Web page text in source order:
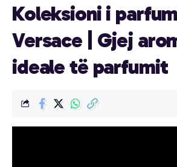
Koleksioni i
Versace | Gjej
ideale të parfumit